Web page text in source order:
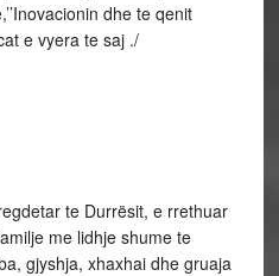
dhe te qenit
e vyera te saj ./
te Durrësit, e rrethuar
me lidhje shume te
gjyshja, xhaxhai dhe gruaja